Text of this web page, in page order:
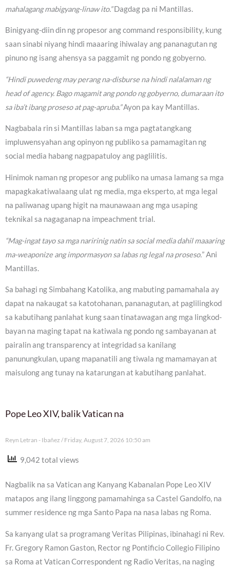
mahalagang mabigyang-linaw ito.”Dagdag pa ni Mantillas.
Binigyang-diin din ng propesor ang command responsibility, kung
saan sinabi niyang hindi maaaring ihiwalay ang pananagutan ng
pinuno ng isang ahensya sa paggamit ng pondo ng gobyerno.
“Hindi puwedeng may perang na-disburse na hindi nalalaman ng
head of agency. Bago magamit ang pondo ng gobyerno, dumaraan ito
sa iba’t ibang proseso at pag-apruba.”Ayon pa kay Mantillas.
Nagbabala rin si Mantillas laban sa mga pagtatangkang
impluwensyahan ang opinyon ng publiko sa pamamagitan ng
social media habang nagpapatuloy ang paglilitis.
Hinimok naman ng propesor ang publiko na umasa lamang sa mga
mapagkakatiwalaang ulat ng media, mga eksperto, at mga legal
na paliwanag upang higit na maunawaan ang mga usaping
teknikal sa nagaganap na impeachment trial.
“Mag-ingat tayo sa mga naririnig natin sa social media dahil maaaring
ma-weaponize ang impormasyon sa labas ng legal na proseso.” Ani
Mantillas.
Sa bahagi ng Simbahang Katolika, ang mabuting pamamahala ay
dapat na nakaugat sa katotohanan, pananagutan, at paglilingkod
sa kabutihang panlahat kung saan tinatawagan ang mga lingkod-
bayan na maging tapat na katiwala ng pondo ng sambayanan at
pairalin ang transparency at integridad sa kanilang
panunungkulan, upang mapanatili ang tiwala ng mamamayan at
maisulong ang tunay na katarungan at kabutihang panlahat.
Pope Leo XIV, balik Vatican na
Reyn Letran - Ibañez Friday, August 7, 2026 10:50 am
9,042 total views
Nagbalik na sa Vatican ang Kanyang Kabanalan Pope Leo XIV
matapos ang ilang linggong pamamahinga sa Castel Gandolfo, na
summer residence ng mga Santo Papa na nasa labas ng Roma.
Sa kanyang ulat sa programang Veritas Pilipinas, ibinahagi ni Rev.
Fr. Gregory Ramon Gaston, Rector ng Pontificio Collegio Filipino
sa Roma at Vatican Correspondent ng Radio Veritas, na naging